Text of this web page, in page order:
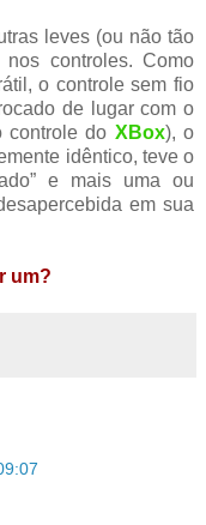
leves (ou não tão
nos controles. Como
o controle sem fio
de lugar com o
controle do XBox), o
idêntico, teve o
e mais uma ou
em sua
um?